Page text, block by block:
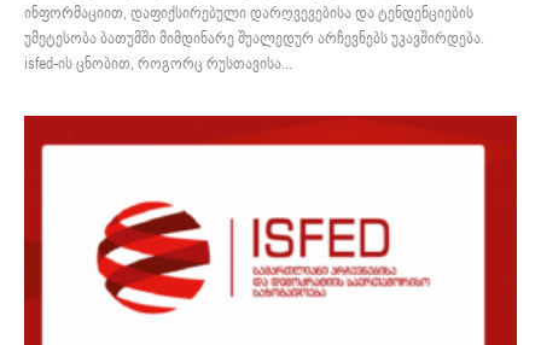
ინფორმაციით, დაფიქსირებული დარღვევებისა და ტენდენციების
უმეტესობა ბათუმში მიმდინარე შუალედურ არჩევნებს უკავშირდება.
isfed-ის ცნობით, როგორც რუსთავისა...